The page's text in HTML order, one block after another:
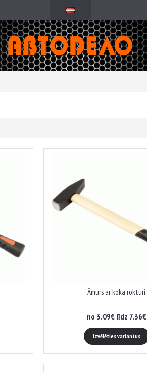
Āmurs ar koka rokturi
no 3.09€ līdz 7.36€
Izvēlēties variantus